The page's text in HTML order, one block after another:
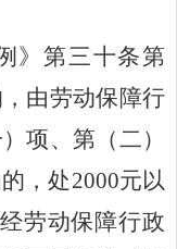
》第三十条第
由劳动保障行
项、第（二）
，处2000元以
劳动保障行政